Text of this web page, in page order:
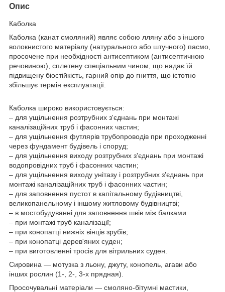
Опис
Каболка
Каболка (канат смоляний) являє собою лляну або з іншого
волокнистого матеріалу (натурального або штучного) пасмо,
просочене при необхідності антисептиком (антисептичною
речовиною), сплетену спеціальним чином, що надає їй
підвищену біостійкість, гарний опір до гниття, що істотно
збільшує термін експлуатації.
Каболка широко використовується:
– для ущільнення розтрубних з'єднань при монтажі
каналізаційних труб і фасонних частин;
– для ущільнення футлярів трубопроводів при проходженні
через фундамент будівель і споруд;
– для ущільнення виходу розтрубних з'єднань при монтажі
водопровідних труб і фасонних частин;
– для ущільнення виходу унітазу і розтрубних з'єднань при
монтажі каналізаційних труб і фасонних частин;
– для заповнення пустот в капітальному будівництві,
великопанельному і іншому житловому будівництві;
– в мостобудуванні для заповнення швів між балками
– при монтажі труб каналізації;
– при конопатці нижніх вінців зрубів;
– при конопатці дерев'яних суден;
– при виготовленні тросів для вітрильних суден.
Сировина — мотузка з льону, джуту, конопель, агави або
інших рослин (1-, 2-, 3-х прядная).
Просочувальні матеріали — смоляно-бітумні мастики,